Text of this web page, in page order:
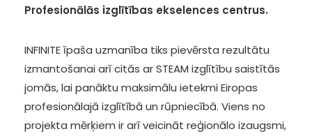
Profesionālās izglītības ekselences centrus.
INFINITE īpaša uzmanība tiks pievērsta rezultātu
izmantošanai arī citās ar STEAM izglītību saistītās
jomās, lai panāktu maksimālu ietekmi Eiropas
profesionālajā izglītībā un rūpniecībā. Viens no
projekta mērķiem ir arī veicināt reģionālo izaugsmi,